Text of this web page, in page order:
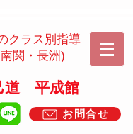
クラス別指導
関・長洲)
道 平成館
お問合せ